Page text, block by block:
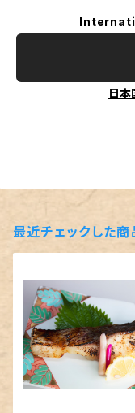
日本
最近チェックした商